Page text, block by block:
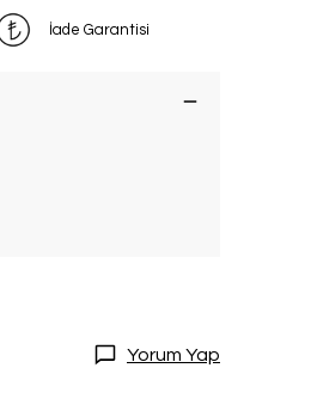
İade Garantisi
Yorum Yap